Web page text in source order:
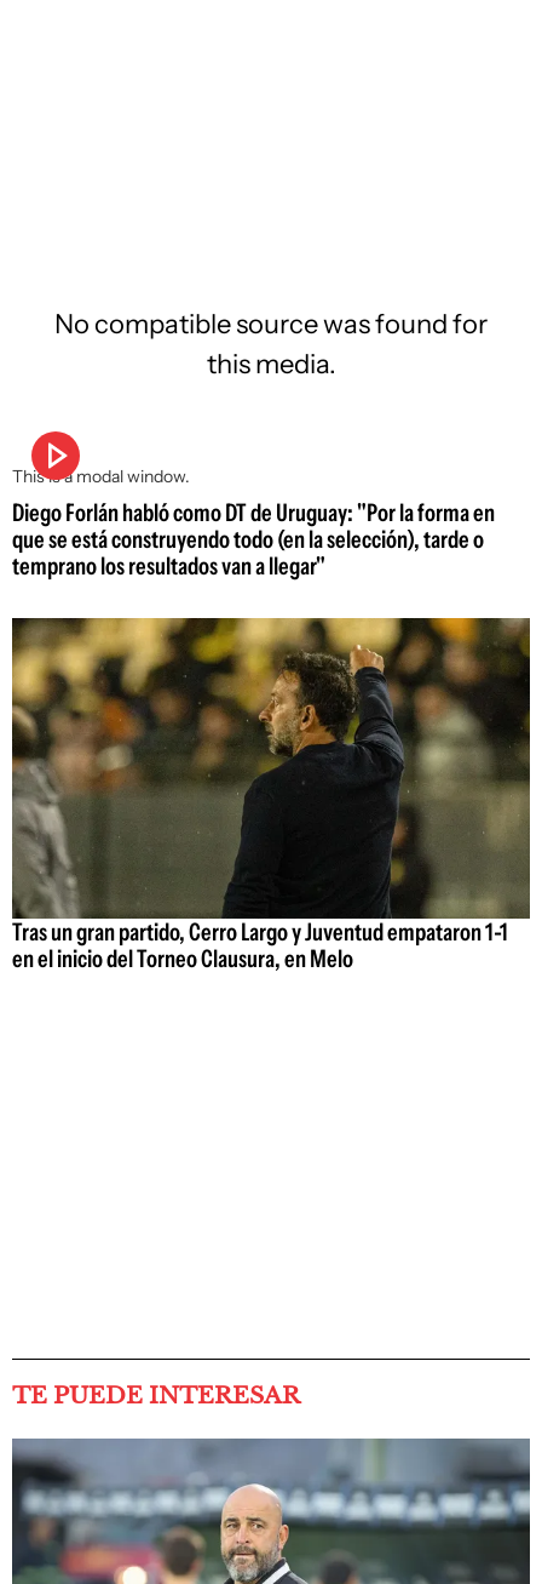
This is a modal window.
No compatible source was found for
this media.
Diego Forlán habló como DT de Uruguay: "Por la forma en
que se está construyendo todo (en la selección), tarde o
temprano los resultados van a llegar"
Tras un gran partido, Cerro Largo y Juventud empataron 1-1
en el inicio del Torneo Clausura, en Melo
TE PUEDE INTERESAR